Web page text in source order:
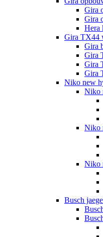
Gira
Gira
Hera
Gira TX44
Gira
Gira
Gira
Gira
Niko new
Niko
Niko
Niko
Busch